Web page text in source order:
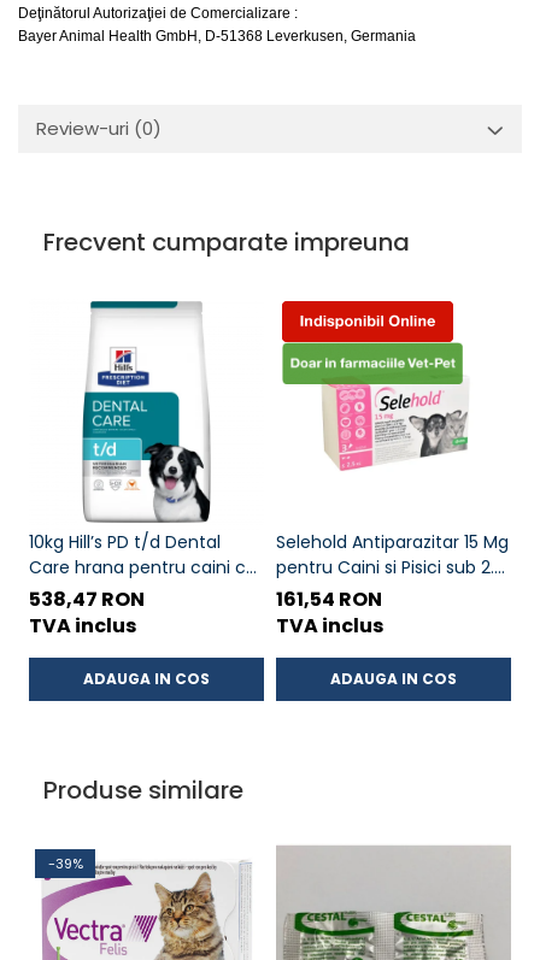
Deţinătorul Autorizaţiei de Comercializare :
Bayer Animal Health GmbH, D-51368 Leverkusen, Germania
Review-uri (0)
Frecvent cumparate impreuna
10kg Hill’s PD t/d Dental
Care hrana pentru caini cu
probleme dentare
538,47 RON
TVA inclus
ADAUGA IN COS
Selehold Antiparazitar 15 Mg
pentru Caini si Pisici sub 2.5
Kg 3 Pipete
161,54 RON
TVA inclus
ADAUGA IN COS
Produse similare
-39%